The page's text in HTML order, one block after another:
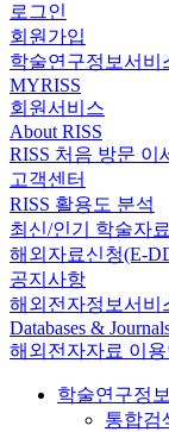
로그인
회원가입
학술연구정보서비
MYRISS
회원서비스
About RISS
RISS 처음 방문 이
고객센터
RISS 활용도 분석
최신/인기 학술자료
해외자료신청(E-
공지사항
해외전자정보서비
Databases &
해외전자자료 이용
학술연구정
통합검